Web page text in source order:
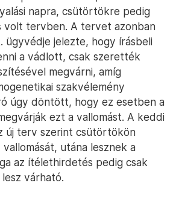
napra, csütörtökre pedig
volt tervben. A tervet azonban
ügyvédje jelezte, hogy írásbeli
a vádlott, csak szerették
megvárni, amíg
szakvélemény
úgy döntött, hogy ez esetben a
ezt a vallomást. A keddi
új terv szerint csütörtökön
utána lesznek a
az ítélethirdetés pedig csak
várható.